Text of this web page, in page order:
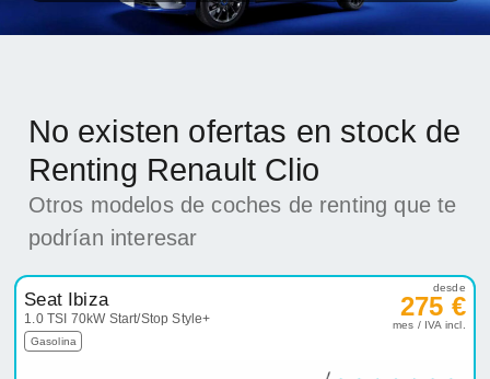
No existen ofertas en stock de
Renting Renault Clio
Otros modelos de coches de renting que te
podrían interesar
Seat Ibiza
1.0 TSI 70kW Start/Stop Style+
Gasolina
desde
275 €
mes / IVA incl.